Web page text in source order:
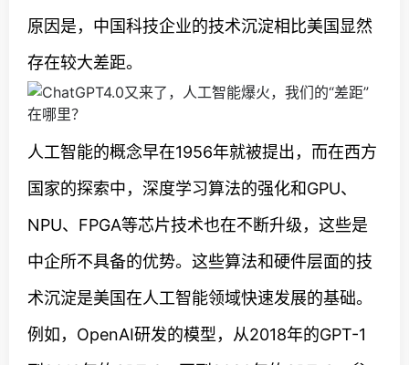
原因是，中国科技企业的技术沉淀相比美国显然
存在较大差距。
人工智能的概念早在1956年就被提出，而在西方
国家的探索中，深度学习算法的强化和GPU、
NPU、FPGA等芯片技术也在不断升级，这些是
中企所不具备的优势。这些算法和硬件层面的技
术沉淀是美国在人工智能领域快速发展的基础。
例如，OpenAI研发的模型，从2018年的GPT-1